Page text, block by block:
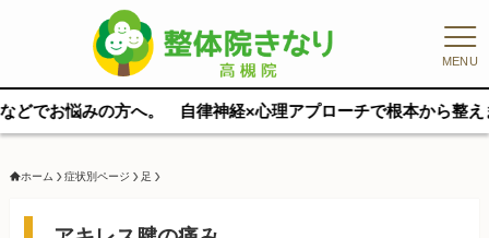
MENU
。 自律神経×心理アプローチで根本から整えます。 完全マ
ホーム 症状別ページ 足